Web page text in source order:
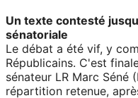
Un texte contesté
sénatoriale
Le débat a été vif, y
Républicains. C'est
sénateur LR Marc Séné
répartition retenue,